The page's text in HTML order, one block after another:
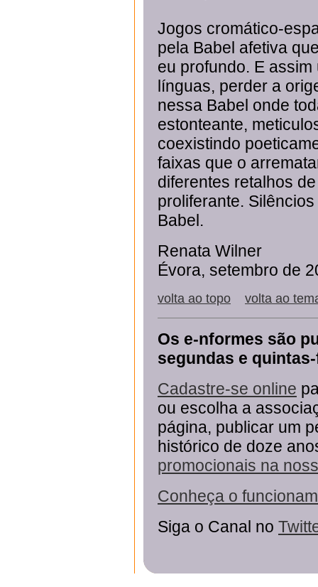
Jogos cromático-
pela Babel afetiva
eu profundo. E
línguas, perder a
nessa Babel onde
estonteante,
coexistindo
faixas que o
diferentes retalhos
proliferante.
Babel.
Renata Wilner
Évora, setembro de
volta ao topo volta ao
Os e-nformes são
segundas e
Cadastre-se online
ou escolha a
página, publicar um
histórico de doze
promocionais na
Conheça o
Siga o Canal no